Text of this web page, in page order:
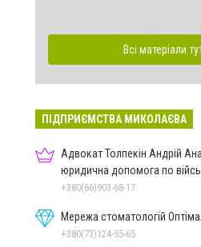
Всі матеріали
ПІДПРИЄМСТВА МИКОЛАЄВА
Адвокат Толпекін Андрій
юридична допомога по
справам
+380(66)903-68-17
Мережа стоматологій
+380(73)124-55-65